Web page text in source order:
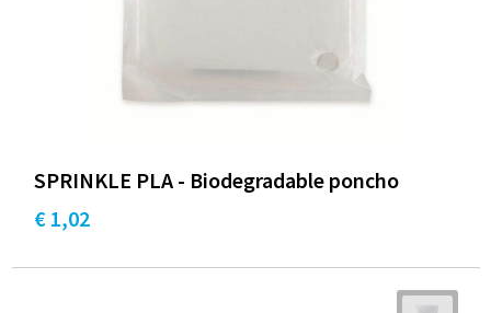
SPRINKLE PLA - Biodegradable poncho
€ 1,02